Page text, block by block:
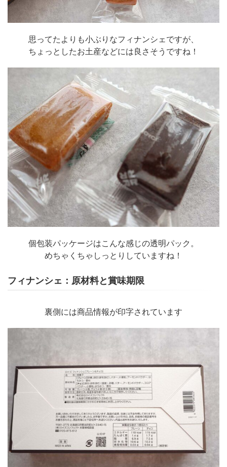
思ってたよりも小ぶりなフィナンシェですが、
ちょっとしたお土産などには良さそうですね！
個包装パッケージはこんな感じの透明パック。
めちゃくちゃしっとりしていますね！
フィナンシェ：原材料と賞味期限
裏側には商品情報が印字されています